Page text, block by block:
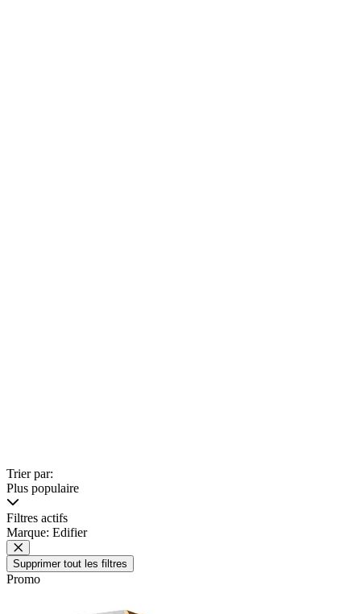
Trier par:
Plus populaire
Filtres actifs
Marque: Edifier
Supprimer tout les filtres
Promo